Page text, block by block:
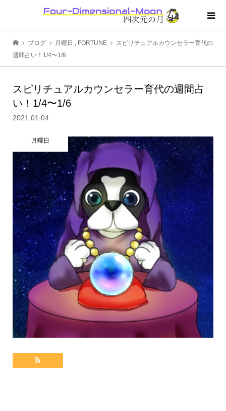
ブログ 月曜日 , FORTUNE
スピリチュアルカウンセラー育代の
週間占い！1/4〜1/6
スピリチュアルカウンセラー育代の週間占
い！1/4〜1/6
2021.01.04
月曜日